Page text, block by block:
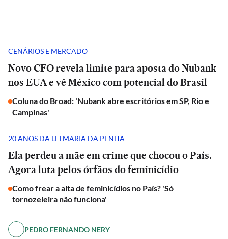
CENÁRIOS E MERCADO
Novo CFO revela limite para aposta do Nubank
nos EUA e vê México com potencial do Brasil
Coluna do Broad: 'Nubank abre escritórios em SP, Rio e
Campinas'
20 ANOS DA LEI MARIA DA PENHA
Ela perdeu a mãe em crime que chocou o País.
Agora luta pelos órfãos do feminicídio
Como frear a alta de feminicídios no País? 'Só
tornozeleira não funciona'
PEDRO FERNANDO NERY